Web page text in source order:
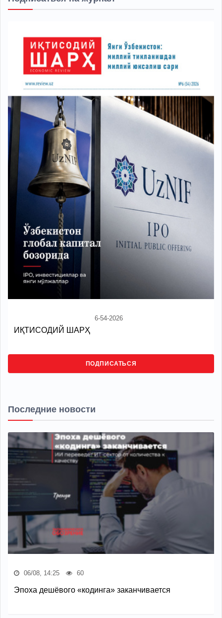
6-54-2026
ИҚТИСОДИЙ ШАРҲ
ПОДПИСАТЬСЯ
Последние новости
06/08, 14:25 60
Эпоха дешёвого «кодинга» заканчивается